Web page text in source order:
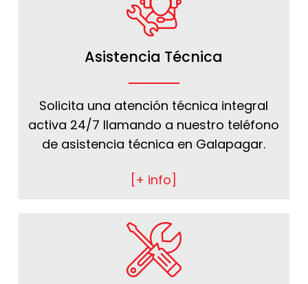
Asistencia Técnica
Solicita una atención técnica integral
activa 24/7 llamando a nuestro teléfono
de asistencia técnica en Galapagar.
[+ info]